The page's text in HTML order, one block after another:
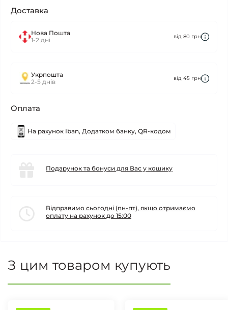
Доставка
Нова Пошта
1-2 дні
від 80 грн
Укрпошта
2-5 днів
від 45 грн
Оплата
На рахунок Iban, Додатком банку, QR-кодом
Подарунок та бонуси для Вас у кошику
Відправимо сьогодні (пн-пт), якщо отримаємо
оплату на рахунок до 15:00
З цим товаром купують